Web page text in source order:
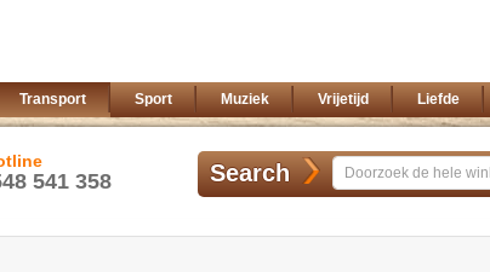
Transport Sport Muziek Vrijetijd Liefde
541 358 Search